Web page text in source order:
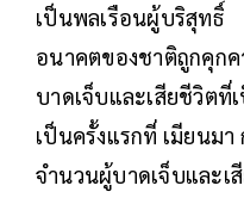
เป็นพลเรือนผู้บริสุทธิ์
อนาคตของชาติถูกคุก
บาดเจ็บและเสียชีวิตที่
เป็นครั้งแรกที่ เมียนม
จำนวนผู้บาดเจ็บและเ